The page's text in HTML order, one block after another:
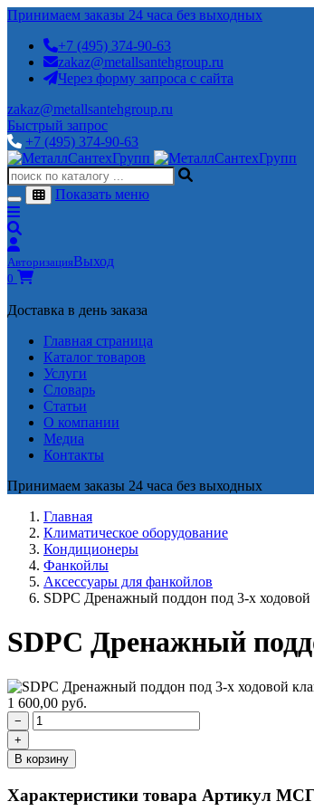
Принимаем заказы 24 часа без выходных
+7 (495) 374-90-63
zakaz@metallsantehgroup.ru
Через форму запроса с сайта
zakaz@metallsantehgroup.ru
Быстрый запрос
+7 (495) 374-90-63
Показать меню
АвторизацияВыход
0
Доставка в день заказа
Главная страница
Каталог товаров
Услуги
Словарь
Статьи
О компании
Медиа
Контакты
Принимаем заказы 24 часа без выходных
Главная
Климатическое оборудование
Кондиционеры
Фанкойлы
Аксессуары для фанкойлов
SDPC Дренажный поддон под 3-х ходовой
SDPC Дренажный
1 600,00 руб.
−
+
В корзину
Характеристики товара Артикул